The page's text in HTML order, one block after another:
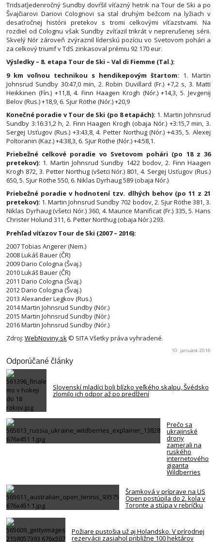
Tridsaťjedenročný Sundby dovŕšil víťazný hetrik na Tour de Ski a po
Švajčiarovi Dariovi Colognovi sa stal druhým bežcom na lyžiach v
desaťročnej histórii pretekov s tromi celkovými víťazstvami. Na
rozdiel od Colognu však Sundby zvíťazil trikrát v neprerušenej sérii.
Skvelý Nór zároveň zvýraznil líderskú pozíciu vo Svetovom pohári a
za celkový triumf v TdS zinkasoval prémiu 92 170 eur.
Výsledky – 8. etapa Tour de Ski – Val di Fiemme (Tal.):
9 km voľnou technikou s hendikepovým štartom: 1. Martin
Johnsrud Sundby 30:47,0 min, 2. Robin Duvillard (Fr.) +7,2 s, 3. Matti
Heikkinen (Fín.) +11,8, 4. Finn Haagen Krogh (Nór.) +14,3, 5. Jevgenij
Belov (Rus.) +18,9, 6. Sjur Röthe (Nór.) +20,9
Konečné poradie v Tour de Ski (po 8 etapách): 1. Martin Johnsrud
Sundby 3:16:31,2 h, 2. Finn Haagen Krogh (obaja Nór.) +3:15,7 min, 3.
Sergej Usťugov (Rus.) +3:43,8, 4. Petter Northug (Nór.) +4:35, 5. Alexej
Poltoranin (Kaz.) +4:38,3, 6. Sjur Röthe (Nór.) +4:58,1.
Priebežné celkové poradie vo Svetovom pohári (po 18 z 36
pretekov): 1. Martin Johnsrud Sundby 1422 bodov, 2. Finn Haagen
Krogh 872, 3. Petter Northug (všetci Nór.) 801, 4. Sergej Usťugov (Rus.)
650, 5. Sjur Röthe 550, 6. Niklas Dyrhaug 589 (obaja Nór.)
Priebežné poradie v hodnotení tzv. dlhých behov (po 11 z 21
pretekov): 1. Martin Johnsrud Sundby 702 bodov, 2. Sjur Röthe 381, 3.
Niklas Dyrhaug (všetci Nór.) 360, 4. Maurice Manificat (Fr.) 335, 5. Hans
Christer Holund 311, 6. Petter Northug (obaja Nór.) 293.
Prehľad víťazov Tour de Ski (2007 – 2016):
2007 Tobias Angerer (Nem.)
2008 Lukáš Bauer (ČR)
2009 Dario Cologna (Švaj.)
2010 Lukáš Bauer (ČR)
2011 Dario Cologna (Švaj.)
2012 Dario Cologna (Švaj.)
2013 Alexander Legkov (Rus.)
2014 Martin Johnsrud Sundby (Nór.)
2015 Martin Johnsrud Sundby (Nór.)
2016 Martin Johnsrud Sundby (Nór.)
Zdroj: WebNoviny.sk © SITA Všetky práva vyhradené.
10. januára 2016
Odporúčané články
Slovenskí mladíci boli blízko veľkého skalpu, Švédsko
zlomilo ich odpor až po predĺžení
Prečo sa
ukrajinské
drony
zamerali na
ruského
internetového
giganta
Wildberries
Šramková v príprave na US
Open postúpila do 2. kola v
Toronte a stúpa v rebríčku
Požiare pustošia už aj Holandsko. V prírodnej
rezervácii zasiahol približne 100 hektárov